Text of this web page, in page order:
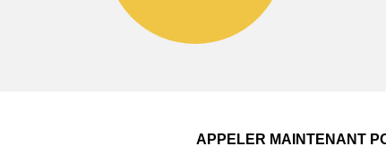
APPELER MAINTENANT